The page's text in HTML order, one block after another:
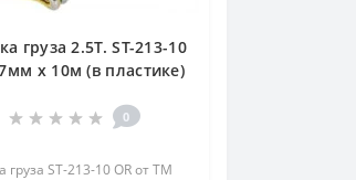
груза 2.5Т. ST-213-10
х 10м (в пластике)
0
груза ST-213-10 OR​ от ТМ